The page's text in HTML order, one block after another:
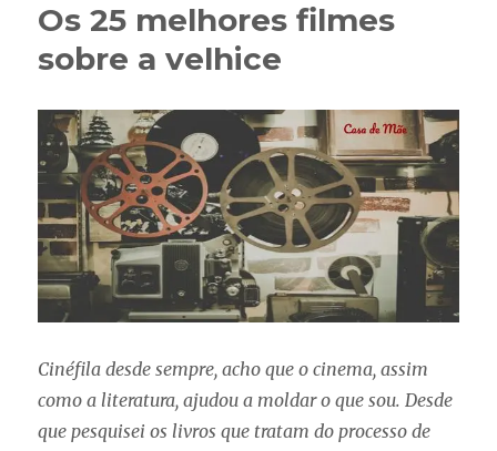
Os 25 melhores filmes
sobre a velhice
Cinéfila desde sempre, acho que o cinema, assim
como a literatura, ajudou a moldar o que sou. Desde
que pesquisei os livros que tratam do processo de